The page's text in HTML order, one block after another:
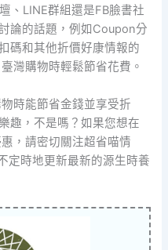
、LINE群組還是FB臉書社
論的話題，例如Coupon分
碼和其他折價好康情報的
灣購物時輕鬆節省花費。
時能節省金錢並享受折
趣，不是嗎？如果您想在
，請密切關注超省喵情
定時地更新最新的源生時養